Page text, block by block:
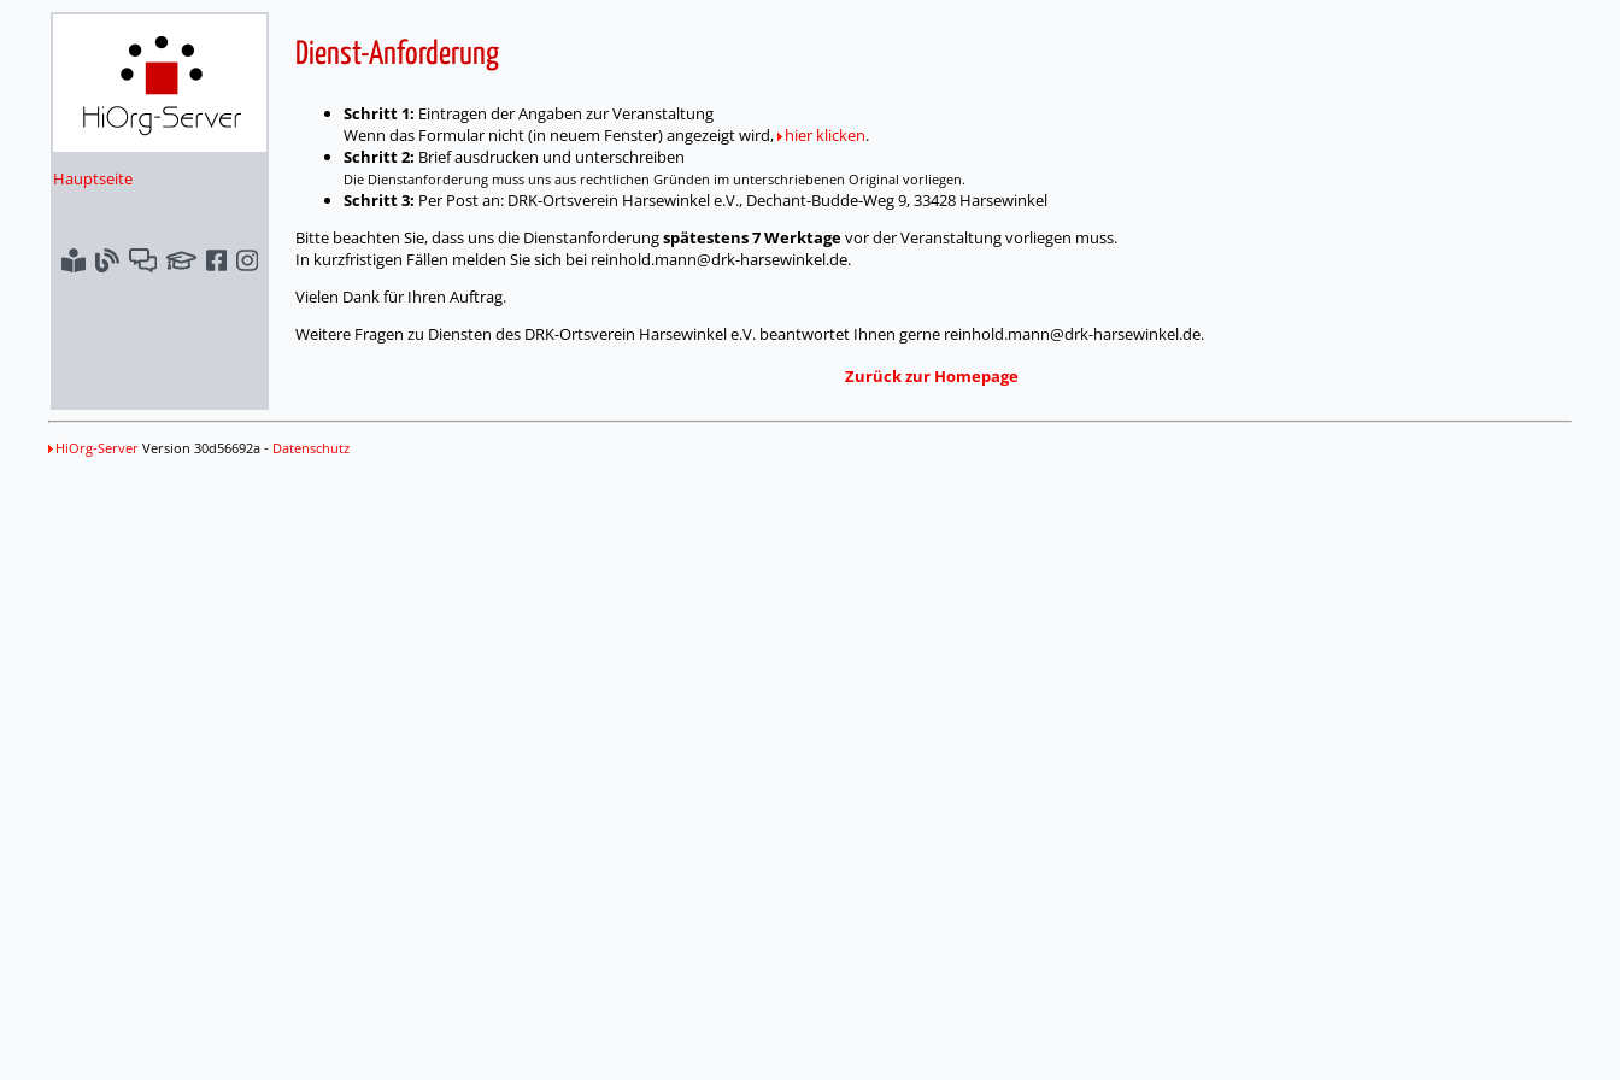
Hauptseite
Dienst-Anforderung
Schritt 1: Eintragen der Angaben zur Veranstaltung
Wenn das Formular nicht (in neuem Fenster) angezeigt wird, hier klicken.
Schritt 2: Brief ausdrucken und unterschreiben
Die Dienstanforderung muss uns aus rechtlichen Gründen im unterschriebenen Original vorliegen.
Schritt 3: Per Post an: DRK-Ortsverein Harsewinkel e.V., Dechant-Budde-Weg 9, 33428 Harsewinkel
Bitte beachten Sie, dass uns die Dienstanforderungspätestens 7 Werktagevor der Veranstaltung vorliegen muss.
In kurzfristigen Fällen melden Sie sich bei reinhold.mann@drk-harsewinkel.de.
Vielen Dank für Ihren Auftrag.
Weitere Fragen zu Diensten des DRK-Ortsverein Harsewinkel e.V. beantwortet Ihnen gerne reinhold.mann@drk-harsewinkel.de.
Zurück zur Homepage
HiOrg-Server Version 30d56692a - Datenschutz